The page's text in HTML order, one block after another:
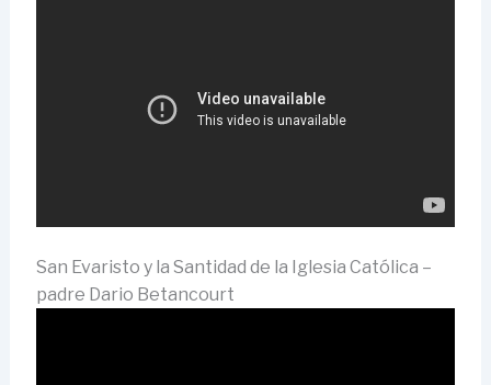
San Evaristo y la Santidad de la Iglesia Católica –
padre Dario Betancourt